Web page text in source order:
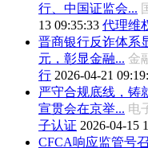
行、中国证监会...
13 09:35:33 代理维
晋商银行反诈体系
元，彰显金融... 金
行 2026-04-21
严守合规底线，
宣贯会在京举... 电
子认证 2026-04-15
CFCA响应监管号